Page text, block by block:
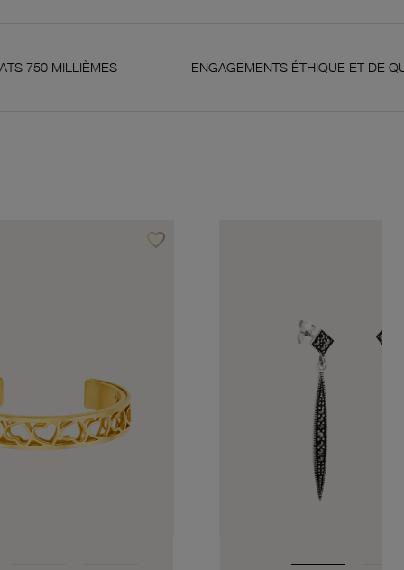
ENGAGEMENTS ÉTHIQUE ET DE QUALITÉ
favorite_borderAjouter à vos favoris